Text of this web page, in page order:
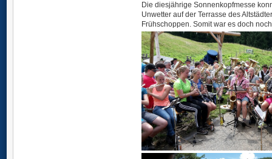
Die diesjährige Sonnenkopfmesse
Unwetter auf der Terrasse des
Frühschoppen. Somit war es doch